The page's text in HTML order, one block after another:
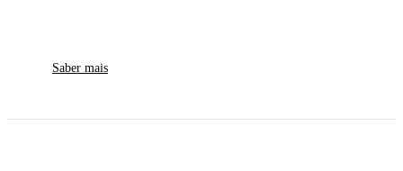
Saber mais